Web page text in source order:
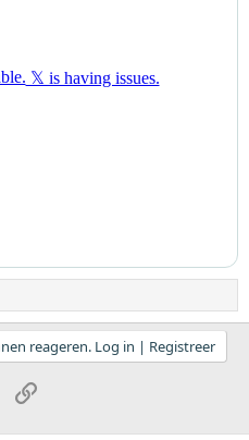
reageren. Log in | Registreer
mailkoppeling